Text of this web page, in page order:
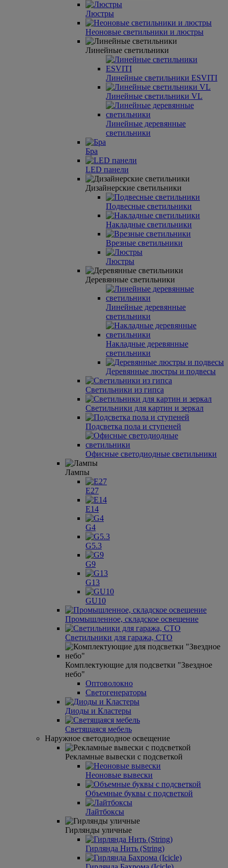
Люстры
Неоновые светильники и люстры
Линейные светильники
Линейные светильники ESVITI
Линейные светильники VL
Линейные деревянные
светильники
Бра
LED панели
Дизайнерские светильники
Подвесные светильники
Накладные светильники
Врезные светильники
Люстры
Деревянные светильники
Линейные деревянные
светильники
Накладные деревянные
светильники
Деревянные люстры и подвесы
Светильники из гипса
Светильники для картин и зеркал
Подсветка пола и ступеней
Офисные светодиодные светильники
Лампы
E27
E14
G4
G5.3
G9
G13
GU10
Промышленное, складское освещение
Светильники для гаража, СТО
Комплектующие для подсветки "Звездное
небо"
Оптоволокно
Светогенераторы
Диоды и Кластеры
Светящаяся мебель
Наружное светодиодное освещение
Рекламные вывески с подсветкой
Неоновые вывески
Объемные буквы с подсветкой
Лайтбоксы
Гирлянды уличные
Гирлянда Нить (String)